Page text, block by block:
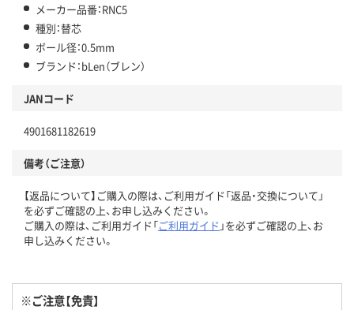
メーカー品番：RNC5
種別：替芯
ボール径：0.5mm
ブランド：bLen（ブレン）
JANコード
4901681182619
備考（ご注意）
【返品について】ご購入の際は、ご利用ガイド「返品・交換について」
を必ずご確認の上、お申し込みください。
ご購入の際は、ご利用ガイド「ご利用ガイド 」を必ずご確認の上、お
申し込みください。
※ご注意【免責】